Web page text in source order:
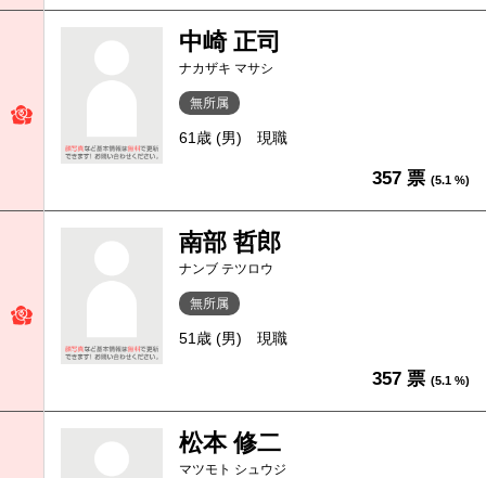
中崎 正司
ナカザキ マサシ
無所属
61歳 (男) 現職
357 票 (5.1 %)
南部 哲郎
ナンブ テツロウ
無所属
51歳 (男) 現職
357 票 (5.1 %)
松本 修二
マツモト シュウジ